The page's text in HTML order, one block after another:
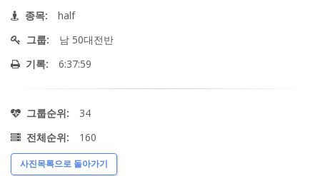
종목: half
그룹: 남 50대전반
기록: 6:37:59
그룹순위: 34
전체순위: 160
사진목록으로 돌아가기